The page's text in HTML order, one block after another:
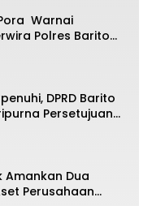
Warnai
Polres Barito
Pensiun
DPRD Barito
Persetujuan
APBD
Amankan Dua
Perusahaan